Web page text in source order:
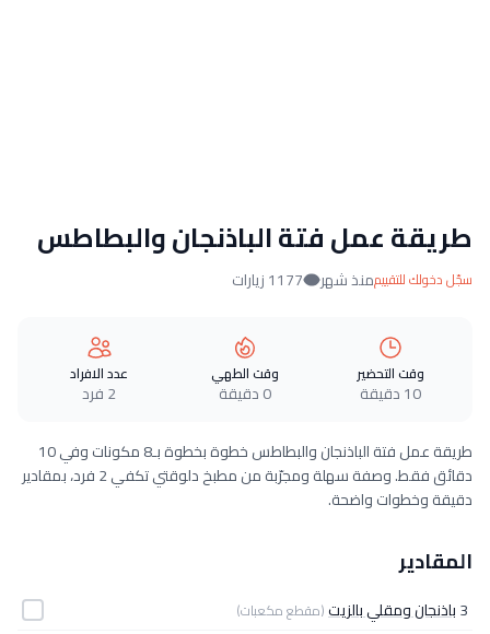
طريقة عمل فتة الباذنجان والبطاطس
سجّل دخولك للتقييممنذ شهر 1177 زيارات
وقت التحضير
10 دقيقة
وقت الطهي
0 دقيقة
عدد الافراد
2 فرد
طريقة عمل فتة الباذنجان والبطاطس خطوة بخطوة بـ8 مكونات وفي 10
دقائق فقط. وصفة سهلة ومجرّبة من مطبخ دلوقتي تكفي 2 فرد، بمقادير
دقيقة وخطوات واضحة.
المقادير
3باذنجان ومقلي بالزيت(مقطع مكعبات)